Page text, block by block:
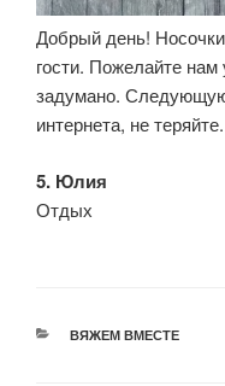
Добрый день!
гости. Пожелайте
задумано.
интернета, не
5. Юлия
Отдых
РУБРИКИ
ВЯЖЕМ ВМЕСТЕ